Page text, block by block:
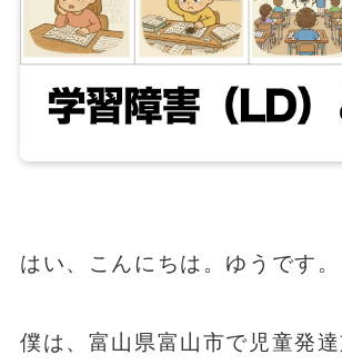
はい、こんにちは。ゆうです。
僕は、富山県富山市で児童発